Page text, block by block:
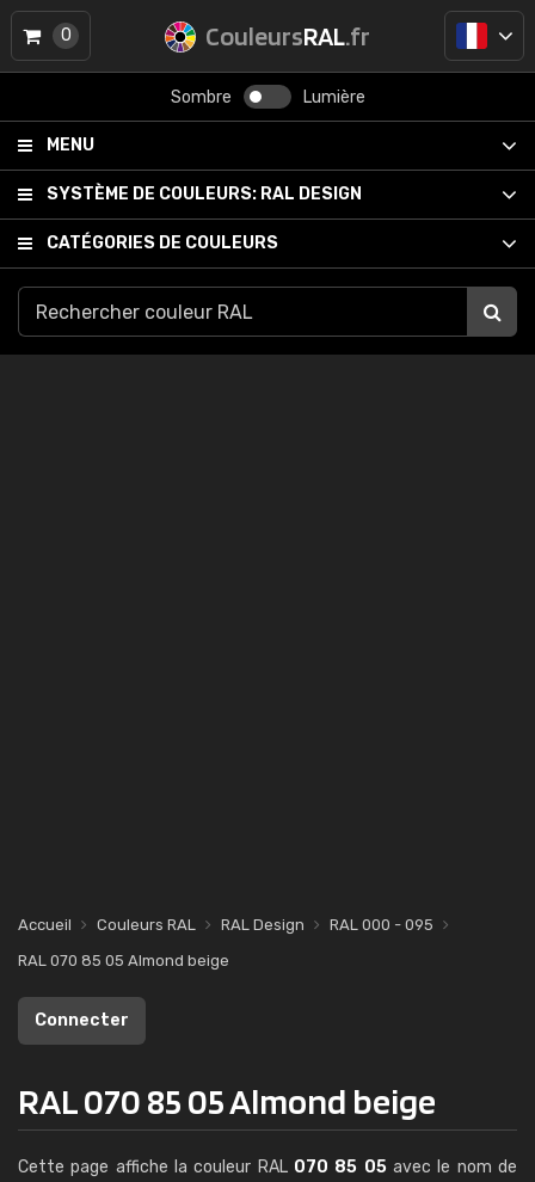
CouleursRAL.fr
Sombre Lumière
MENU
SYSTÈME DE COULEURS: RAL DESIGN
CATÉGORIES DE COULEURS
0
Accueil Couleurs RAL RAL Design
RAL 000 - 095
RAL 070 85 05 Almond beige
Connecter
RAL 070 85 05 Almond beige
Cette page affiche la couleur RAL 070 85 05avec le nom de